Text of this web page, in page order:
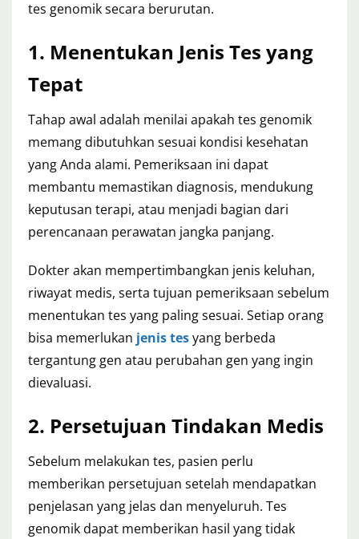
tes genomik secara berurutan.
1. Menentukan Jenis Tes yang
Tepat
Tahap awal adalah menilai apakah tes genomik
memang dibutuhkan sesuai kondisi kesehatan
yang Anda alami. Pemeriksaan ini dapat
membantu memastikan diagnosis, mendukung
keputusan terapi, atau menjadi bagian dari
perencanaan perawatan jangka panjang.
Dokter akan mempertimbangkan jenis keluhan,
riwayat medis, serta tujuan pemeriksaan sebelum
menentukan tes yang paling sesuai. Setiap orang
bisa memerlukan jenis tesyang berbeda
tergantung gen atau perubahan gen yang ingin
dievaluasi.
2. Persetujuan Tindakan Medis
Sebelum melakukan tes, pasien perlu
memberikan persetujuan setelah mendapatkan
penjelasan yang jelas dan menyeluruh. Tes
genomik dapat memberikan hasil yang tidak